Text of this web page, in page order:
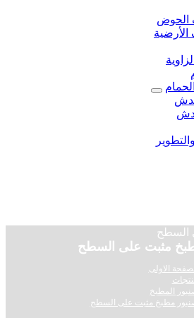
الحوض
مثبت على السطح
الصفحة الاولى
المطبخ
مطبخ مثبت على السطح